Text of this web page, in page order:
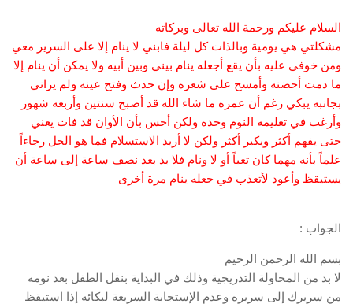
السلام عليكم ورحمة الله تعالى وبركاته
مشكلتي هي يومية وبالذات كل ليلة فابني لا ينام إلا على السرير معي
ومن خوفي عليه بأن يقع أجعله ينام بيني وبين أبيه ولا يمكن أن ينام إلا
ما دمت أحضنه وأمسح على شعره وإن حدث وفتح عينه ولم يراني
بجانبه يبكي رغم أن عمره ما شاء الله قد أصبح سنتين وأربعه شهور
وأرغب في تعليمه النوم وحده ولكن أحس بأن الأوان قد فات يعني
حتى يفهم أكثر ويكبر أكثر ولكن لا أريد الاستسلام فما هو الحل رجاءاً
علماً بأنه مهما كان تعباً أو لا ونام فلا بد بعد نصف ساعة إلى ساعة أن
يستيقظ وأعود لأتعذب في جعله ينام مرة أخرى
الجواب :
بسم الله الرحمن الرحيم
لا بد من المحاولة التدريجية وذلك في البداية بنقل الطفل بعد نومه
من سريرك إلى سريره وعدم الإستجابة السريعة لبكائه إذا استيقظ